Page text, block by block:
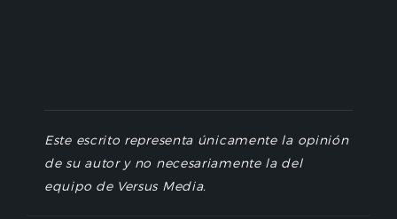
Este escrito representa únicamente la opinión
de su autor y no necesariamente la del
equipo de Versus Media.